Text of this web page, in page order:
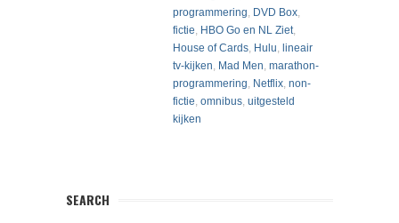
programmering, DVD Box,
fictie, HBO Go en NL Ziet,
House of Cards, Hulu, lineair
tv-kijken, Mad Men, marathon-
programmering, Netflix, non-
fictie, omnibus, uitgesteld
kijken
SEARCH